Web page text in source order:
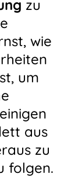
zu
wie
um
aus
zu
folgen.